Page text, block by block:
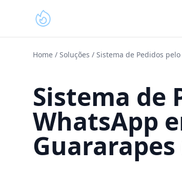
Home / Soluções / Sistema de Pedidos
Sistema de
WhatsApp
Guararapes